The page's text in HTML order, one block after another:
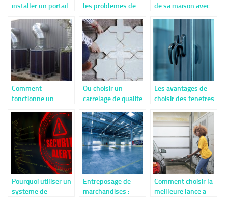
installer un portail
les problemes de
eau ?
de sa maison avec
Comment
fonctionne un
adiabatique ?
Ou choisir un
carrelage de qualite
bordelaise ?
Les avantages de
choisir des fenetres
Pourquoi utiliser un
systeme de
Entreposage de
marchandises :
Comment choisir la
meilleure lance a